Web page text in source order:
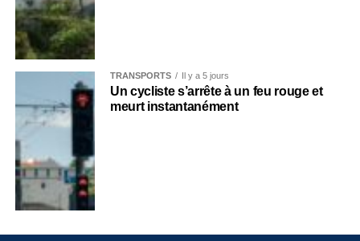
TRANSPORTS Il y a 5 jours
Un cycliste s’arrête à un feu rouge et
meurt instantanément